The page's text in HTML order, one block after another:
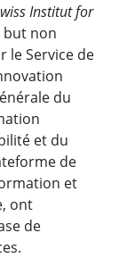
Institut for
but non
le Service de
du
et du
de
et
ont
de